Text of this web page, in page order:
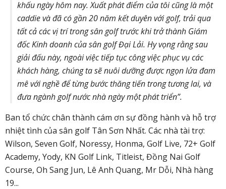
khấu ngày hôm nay. Xuất phát điểm của tôi cũng là một
caddie và đã có gần 20 năm kết duyên với golf, trải qua
tất cả các vị trí trong sân golf trước khi trở thành Giám
đốc Kinh doanh của sân golf Đại Lải. Hy vọng rằng sau
giải đấu này, ngoài việc tiếp tục công việc phục vụ các
khách hàng, chúng ta sẽ nuôi dưỡng được ngọn lửa đam
mê với nghề để từng bước thăng tiến trong tương lai, và
đưa ngành golf nước nhà ngày một phát triển”.
Ban tổ chức chân thành cám ơn sự đồng hành và hỗ trợ
nhiệt tình của sân golf Tân Sơn Nhất. Các nhà tài trợ:
Wilson, Seven Golf, Noressy, Honma, Golf Live, 72+ Golf
Academy, Yody, KN Golf Link, Titleist, Đồng Nai Golf
Course, Oh Sang Jun, Lê Anh Quang, Mr Dỗi, Nhà hàng
19...